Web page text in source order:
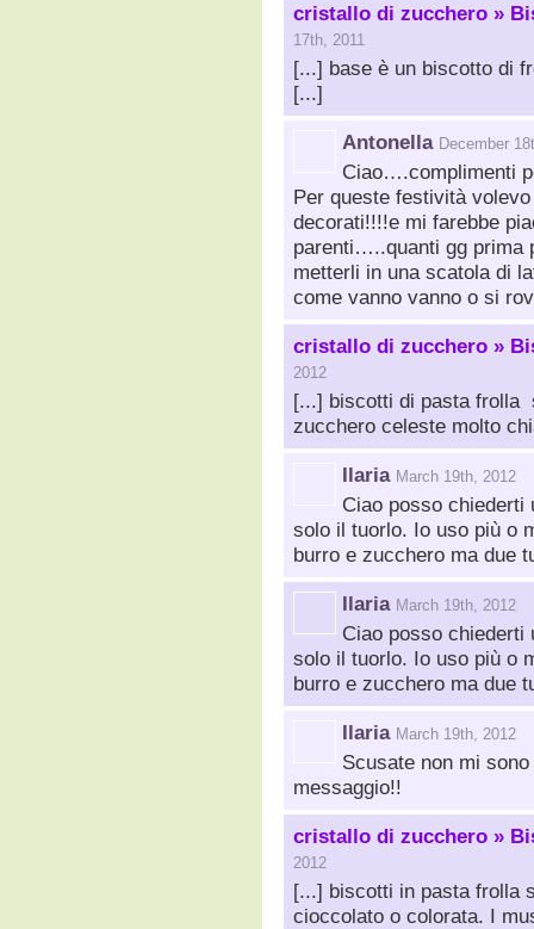
cristallo di zucchero »
17th, 2011
[...] base è un biscotto di
[...]
Antonella December
Ciao….complimenti
Per queste festività
decorati!!!!e mi farebbe
parenti…..quanti gg prima
metterli in una scatola di
come vanno vanno o si
cristallo di zucchero »
2012
[...] biscotti di pasta frolla
zucchero celeste molto
Ilaria March 19th, 2012
Ciao posso chiederti
solo il tuorlo. Io uso più o
burro e zucchero ma due
Ilaria March 19th, 2012
Ciao posso chiederti
solo il tuorlo. Io uso più o
burro e zucchero ma due
Ilaria March 19th, 2012
Scusate non mi
messaggio!!
cristallo di zucchero »
2012
[...] biscotti in pasta frolla
cioccolato o colorata. I